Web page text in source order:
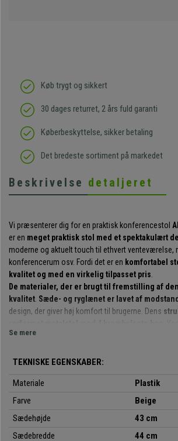
Køb trygt og sikkert
30 dages returret, 2 års fuld garanti
Køberbeskyttelse, sikker betaling
Det bredeste sortiment på markedet
Beskrivelse detaljeret
Vi præsenterer dig for en praktisk konferencestol
er en meget praktisk stol med et spektakulært
moderne og aktuelt touch til ethvert venteværelse,
konferencerum osv. Fordi det er en komfortabel
kvalitet og med en virkelig tilpasset pris
De materialer, der er brugt til fremstilling af
kvalitet Sæde- og ryglænet er lavet af
design, der giver høj komfort til brugerne. Dens
at tilbyde kunderne eller gæsterne et behageligt
Det er en meget praktisk og anvendelig model
events osv. Desuden
fås den i flere farver, så du
Det skal nævnes, at dette er en model med
Se mere
TEKNISKE EGENSKABER:
Materiale
Plastik
Farve
Beige
Sædehøjde
43 cm
Sædebredde
44 cm